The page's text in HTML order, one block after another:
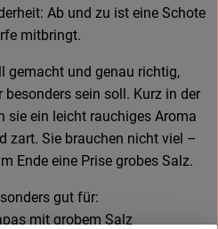
Ab und zu ist eine Schote
mitbringt.
gemacht und genau richtig,
sein soll. Kurz in der
sie ein leicht rauchiges Aroma
zart. Sie brauchen nicht viel –
Ende eine Prise grobes Salz.
gut für:
mit grobem Salz